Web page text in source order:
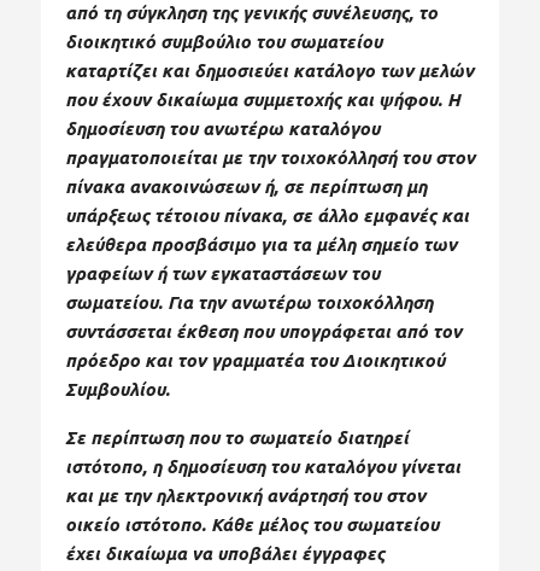
από τη σύγκληση της γενικής συνέλευσης, το
διοικητικό συμβούλιο του σωματείου
καταρτίζει και δημοσιεύει κατάλογο των μελών
που έχουν δικαίωμα συμμετοχής και ψήφου. Η
δημοσίευση του ανωτέρω καταλόγου
πραγματοποιείται με την τοιχοκόλλησή του στον
πίνακα ανακοινώσεων ή, σε περίπτωση μη
υπάρξεως τέτοιου πίνακα, σε άλλο εμφανές και
ελεύθερα προσβάσιμο για τα μέλη σημείο των
γραφείων ή των εγκαταστάσεων του
σωματείου. Για την ανωτέρω τοιχοκόλληση
συντάσσεται έκθεση που υπογράφεται από τον
πρόεδρο και τον γραμματέα του Διοικητικού
Συμβουλίου.
Σε περίπτωση που το σωματείο διατηρεί
ιστότοπο, η δημοσίευση του καταλόγου γίνεται
και με την ηλεκτρονική ανάρτησή του στον
οικείο ιστότοπο. Κάθε μέλος του σωματείου
έχει δικαίωμα να υποβάλει έγγραφες